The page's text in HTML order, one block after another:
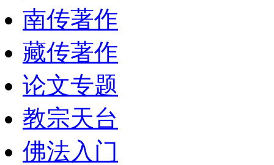
南传著作
藏传著作
论文专题
教宗天台
佛法入门